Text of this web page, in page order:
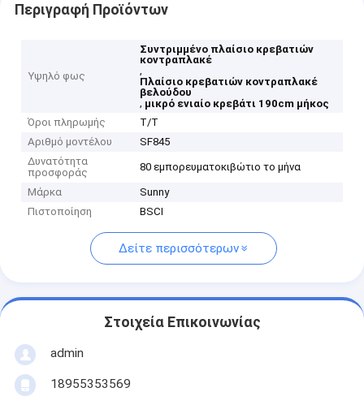
Περιγραφή Προϊόντων
Υψηλό φως
Συντριμμένο πλαίσιο κρεβατιών
κοντραπλακέ
,
Πλαίσιο κρεβατιών κοντραπλακέ
βελούδου
, μικρό ενιαίο κρεβάτι 190cm μήκος
Όροι πληρωμής
T/T
Αριθμό μοντέλου
SF845
Δυνατότητα
προσφοράς
80 εμπορευματοκιβώτιο το μήνα
Μάρκα
Sunny
Πιστοποίηση
BSCI
Δείτε περισσότερων
Στοιχεία Επικοινωνίας
admin
18955353569